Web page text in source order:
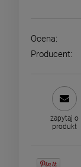
Ocena:
Producent:
zapytaj o
produkt